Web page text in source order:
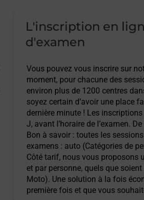
L'inscription en
d'examen
Vous pouvez vous inscrire sur
moment, pour chacune des
environ plus de 1200 centres
soyez certain d’avoir une place
dernière minute ! Les
J, avant l’horaire de l’examen.
Bon à savoir : toutes les
examens : auto (Catégories de
Côté tarif, nous vous proposons
et par personne, quels que
Moto). Une solution à la fois
première fois et que vous